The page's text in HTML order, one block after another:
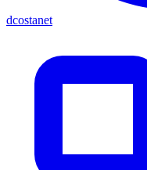
dcostanet